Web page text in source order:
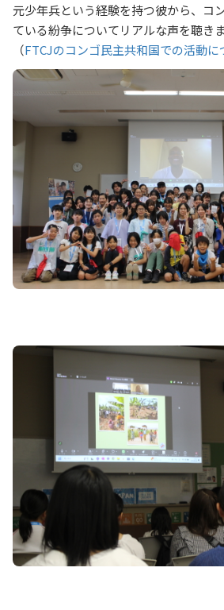
元少年兵という経験を持つ彼から、コ
ている紛争についてリアルな声を聴きま
（FTCJのコンゴ民主共和国での活動に